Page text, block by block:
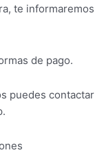
te informaremos
de pago.
puedes contactar